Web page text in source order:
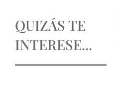
QUIZÁS TE
INTERESE...